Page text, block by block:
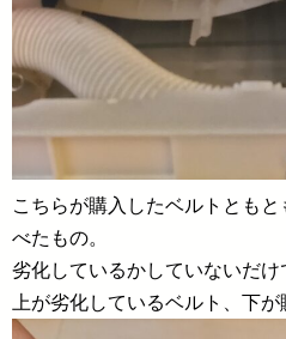
こちらが購入したベルトとも
べたもの。
劣化しているかしていないだけ
上が劣化しているベルト、下が